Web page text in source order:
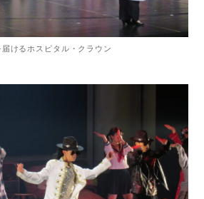
届けるホスピタル・クラウン